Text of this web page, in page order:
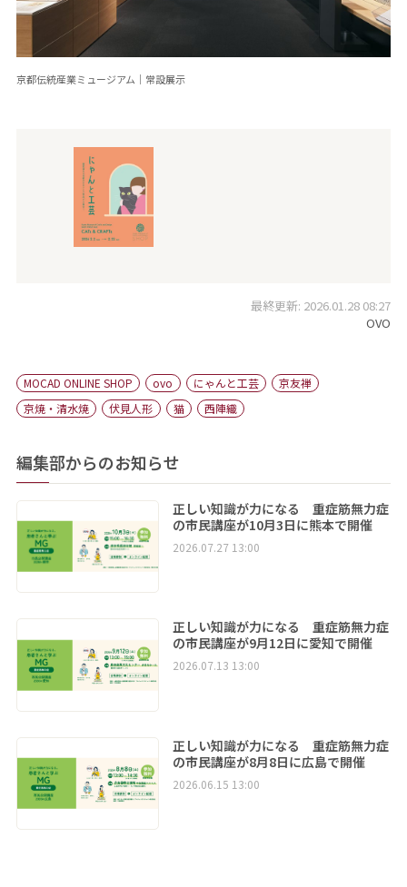
京都伝統産業ミュージアム｜常設展示
最終更新: 2026.01.28 08:27
OVO
MOCAD ONLINE SHOP ovo にゃんと工芸
京友禅
京焼・清水焼
伏見人形 猫 西陣織
編集部からのお知らせ
正しい知識が力になる 重症筋無力症
の市民講座が10月3日に熊本で開催
2026.07.27 13:00
正しい知識が力になる 重症筋無力症
の市民講座が9月12日に愛知で開催
2026.07.13 13:00
正しい知識が力になる 重症筋無力症
の市民講座が8月8日に広島で開催
2026.06.15 13:00